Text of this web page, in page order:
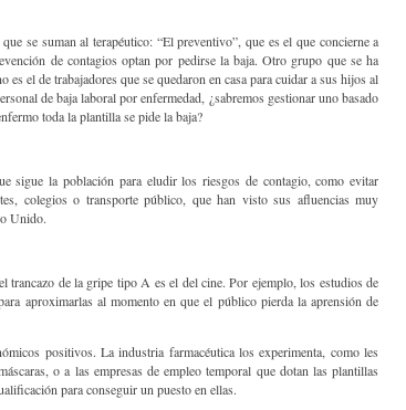
se suman al terapéutico: “El preventivo”, que es el que concierne a
de contagios optan por pedirse la baja. Otro grupo que se ha
el de trabajadores que se quedaron en casa para cuidar a sus hijos al
de baja laboral por enfermedad, ¿sabremos gestionar uno basado
toda la plantilla se pide la baja?
sigue la población para eludir los riesgos de contagio, como evitar
colegios o transporte público, que han visto sus afluencias muy
Unido.
trancazo de la gripe tipo A es el del cine. Por ejemplo, los estudios de
aproximarlas al momento en que el público pierda la aprensión de
positivos. La industria farmacéutica los experimenta, como les
o a las empresas de empleo temporal que dotan las plantillas
para conseguir un puesto en ellas.